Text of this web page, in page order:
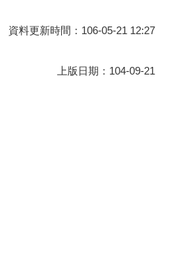
資料更新時間：106-05-21 12:27
上版日期：104-09-21